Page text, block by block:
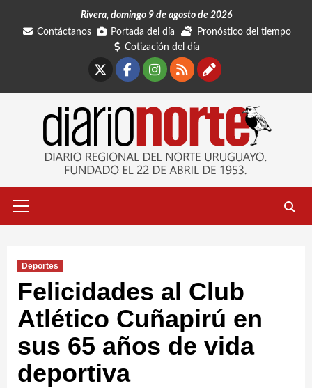
Rivera, domingo 9 de agosto de 2026
Contáctanos
Portada del día
Pronóstico del tiempo
Cotización del día
Facebook
Instagram
RSSContáctanos
primario
Deportes
Felicidades al Club
Atlético Cuñapirú en
sus 65 años de vida
deportiva